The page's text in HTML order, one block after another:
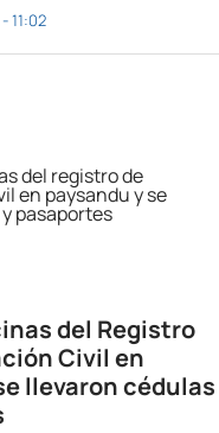
11:02
del Registro
Civil en
llevaron cédulas